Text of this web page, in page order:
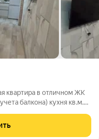
квартира в отличном ЖК
балкона) кухня кв.м.
материалов